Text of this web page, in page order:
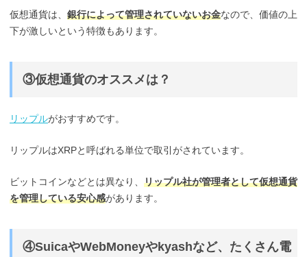
仮想通貨は、 銀行によって管理されていないお金なので、価値の上
下が激しいという特徴もあります。
③仮想通貨のオススメは？
リップルがおすすめです。
リップルはXRPと呼ばれる単位で取引がされています。
ビットコインなどとは異なり、 リップル社が管理者として仮想通貨
を管理している安心感があります。
④SuicaやWebMoneyやkyashなど、たくさん電